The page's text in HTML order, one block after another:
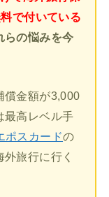
で付いている
らの悩みを今
償金額が3,000
最高レベル手
ポスカードの
旅行に行く